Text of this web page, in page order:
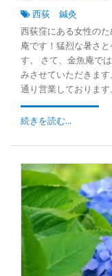
西荻 鍼灸
西荻窪にある女性の
庵です！猛烈な暑さ
す。 さて、金魚庵で
みさせていただきま
通り営業しておりま
続きを読む...